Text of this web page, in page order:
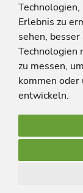
Erlebnis zu
sehen,
Technologien
zu messen,
kommen
entwickeln.
* Die Ersparnis bezieht
Paketangeboten auf die
**Streichpreise
limango Apps